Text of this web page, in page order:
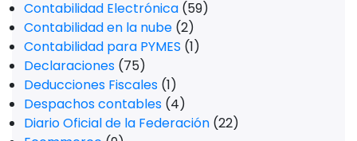
Contabilidad Electrónica (59)
Contabilidad en la nube (2)
Contabilidad para PYMES (1)
Declaraciones (75)
Deducciones Fiscales (1)
Despachos contables (4)
Diario Oficial de la Federación (22)